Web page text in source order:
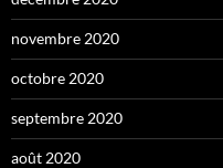
novembre 2020
octobre 2020
septembre 2020
août 2020